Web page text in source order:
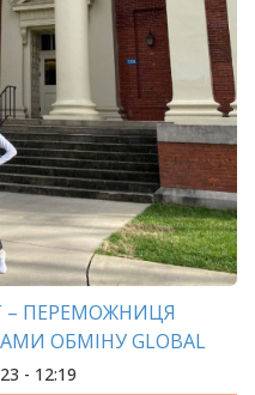
– ПЕРЕМОЖНИЦЯ
ОБМІНУ GLOBAL
- 12:19